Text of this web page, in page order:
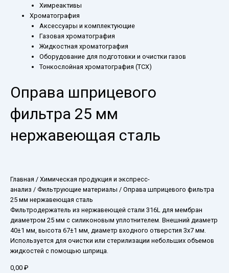
Химреактивы
Хроматография
Аксессуары и комплектующие
Газовая хроматография
Жидкостная хроматография
Оборудование для подготовки и очистки газов
Тонкослойная хроматография (ТСХ)
Оправа шприцевого
фильтра 25 мм
нержавеющая сталь
Главная / Химическая продукция и экспресс-
анализ / Фильтрующие материалы / Оправа шприцевого фильтра
25 мм нержавеющая сталь
Фильтродержатель из нержавеющей стали 316L для мембран
диаметром 25 мм с силиконовым уплотнителем. Внешний диаметр
40±1 мм, высота 67±1 мм, диаметр входного отверстия 3х7 мм.
Используется для очистки или стерилизации небольших объемов
жидкостей с помощью шприца.
0,00 ₽